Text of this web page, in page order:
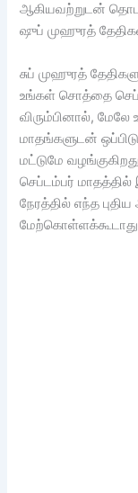
ஆகியவற்றுடன்
ஷுப் முஹுரத்
சுப் முஹுரத்
உங்கள் சொத்தை
விரும்பினால்,
மாதங்களுடன்
மட்டுமே
செப்டம்பர் மாதத்தில்
நேரத்தில் எந்த